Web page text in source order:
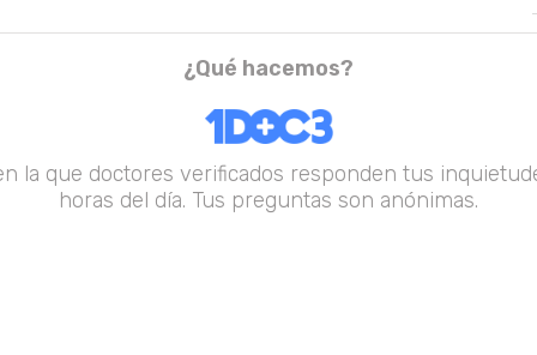
¿Qué hacemos?
la que doctores verificados responden tus
horas del día. Tus preguntas son anónimas.